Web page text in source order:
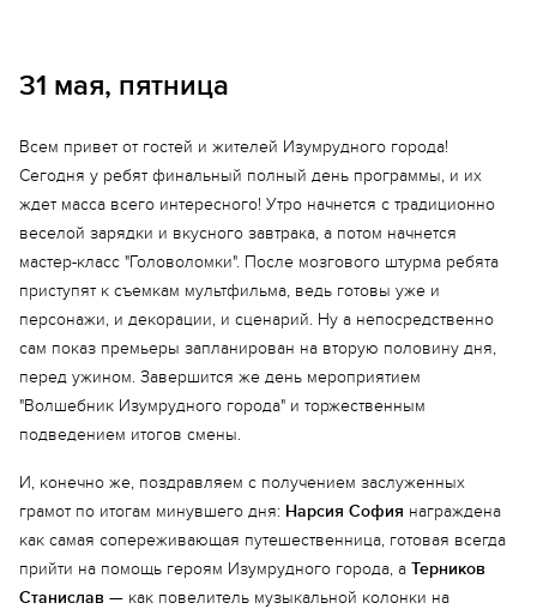
31 мая, пятница
Всем привет от гостей и жителей Изумрудного города!
Сегодня у ребят финальный полный день программы, и их
ждет масса всего интересного! Утро начнется с традиционно
веселой зарядки и вкусного завтрака, а потом начнется
мастер-класс "Головоломки". После мозгового штурма ребята
приступят к съемкам мультфильма, ведь готовы уже и
персонажи, и декорации, и сценарий. Ну а непосредственно
сам показ премьеры запланирован на вторую половину дня,
перед ужином. Завершится же день мероприятием
"Волшебник Изумрудного города" и торжественным
подведением итогов смены.
И, конечно же, поздравляем с получением заслуженных
грамот по итогам минувшего дня: Нарсия София награждена
как самая сопереживающая путешественница, готовая всегда
прийти на помощь героям Изумрудного города, а Терников
Станислав — как повелитель музыкальной колонки на